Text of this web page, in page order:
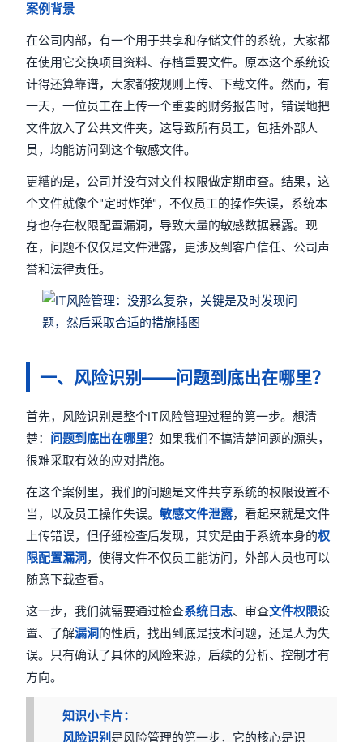
案例背景
在公司内部，有一个用于共享和存储文件的系统，大家都
在使用它交换项目资料、存档重要文件。原本这个系统设
计得还算靠谱，大家都按规则上传、下载文件。然而，有
一天，一位员工在上传一个重要的财务报告时，错误地把
文件放入了公共文件夹，这导致所有员工，包括外部人
员，均能访问到这个敏感文件。
更糟的是，公司并没有对文件权限做定期审查。结果，这
个文件就像个"定时炸弹"，不仅员工的操作失误，系统本
身也存在权限配置漏洞，导致大量的敏感数据暴露。现
在，问题不仅仅是文件泄露，更涉及到客户信任、公司声
誉和法律责任。
一、风险识别——问题到底出在哪里？
首先，风险识别是整个IT风险管理过程的第一步。想清
楚： 问题到底出在哪里？如果我们不搞清楚问题的源头，
很难采取有效的应对措施。
在这个案例里，我们的问题是文件共享系统的权限设置不
当，以及员工操作失误。敏感文件泄露，看起来就是文件
上传错误，但仔细检查后发现，其实是由于系统本身的权
限配置漏洞，使得文件不仅员工能访问，外部人员也可以
随意下载查看。
这一步，我们就需要通过检查系统日志、审查文件权限设
置、了解漏洞的性质，找出到底是技术问题，还是人为失
误。只有确认了具体的风险来源，后续的分析、控制才有
方向。
知识小卡片：
风险识别是风险管理的第一步，它的核心是识